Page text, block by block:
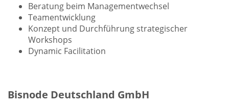
Beratung beim Managementwechsel
Teamentwicklung
Konzept und Durchführung strategischer
Workshops
Dynamic Facilitation
Bisnode Deutschland GmbH